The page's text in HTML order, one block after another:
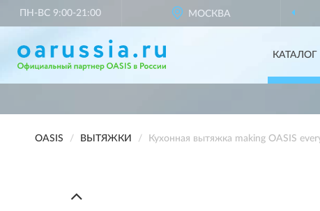
ПН-ВС 9:00-21:00 МОСКВА
КАТАЛОГ
OASIS ВЫТЯЖКИ Кухонная вытяжка making OASIS